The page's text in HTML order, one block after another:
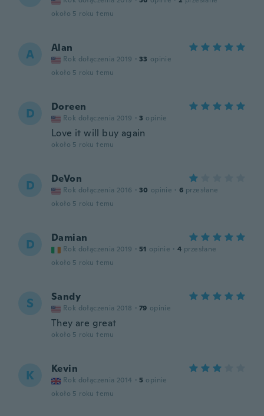
około 5 roku temu
A Alan
Rok dołączenia 2019 · 33 opinie
około 5 roku temu
D Doreen
Rok dołączenia 2019 · 3 opinie
Love it will buy again
około 5 roku temu
D DeVon
Rok dołączenia 2016 · 30 opinie · 6 przesłane
około 5 roku temu
D Damian
Rok dołączenia 2019 · 51 opinie · 4 przesłane
około 5 roku temu
S Sandy
Rok dołączenia 2018 · 79 opinie
They are great
około 5 roku temu
K Kevin
Rok dołączenia 2014 · 5 opinie
około 5 roku temu